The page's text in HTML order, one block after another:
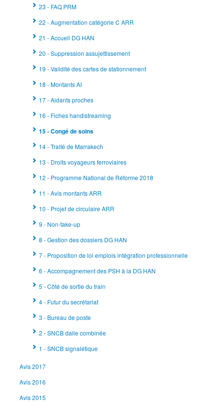
23 - FAQ PRM
22 - Augmentation catégorie C ARR
21 - Accueil DG HAN
20 - Suppression assujettissement
19 - Validité des cartes de stationnement
18 - Montants AI
17 - Aidants proches
16 - Fiches handistreaming
15 - Congé de soins
14 - Traité de Marrakech
13 - Droits voyageurs ferroviaires
12 - Programme National de Réforme 2018
11 - Avis montants ARR
10 - Projet de circulaire ARR
9 - Non-take-up
8 - Gestion des dossiers DG HAN
7 - Proposition de loi emplois intégration professionnelle
6 - Accompagnement des PSH à la DG HAN
5 - Côté de sortie du train
4 - Futur du secrétariat
3 - Bureau de poste
2 - SNCB dalle combinée
1 - SNCB signalétique
Avis 2017
Avis 2016
Avis 2015